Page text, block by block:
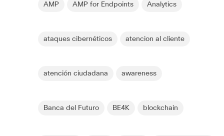
AMP AMP for Endpoints Analytics
ataques cibernéticos atencion al cliente
atención ciudadana awareness
Banca del Futuro BE4K blockchain